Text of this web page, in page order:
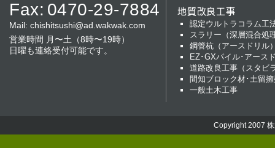
Fax: 0470-29-7884
Mail: chishitsushi@ad.wakwak.com
営業時間 月〜土（8時〜19時）
日曜も連絡受付可能です。
地質改良工事
認定ウルトラコラム工
スラリー（深層混合処
鋼管杭（アースドリル
EZ･GXパイル･アース
道路改良工事（スタビ
間知ブロック材･土留
一般土木工事
Copyright 2007